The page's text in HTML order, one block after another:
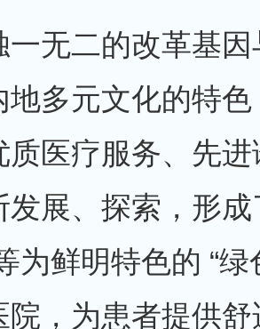
一无二的改革基
地多元文化的特
质医疗服务、先
展、探索，形成
为鲜明特色的 “
院，为患者提供